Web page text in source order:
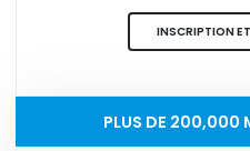
INSCRIPTION
PLUS DE 200,000